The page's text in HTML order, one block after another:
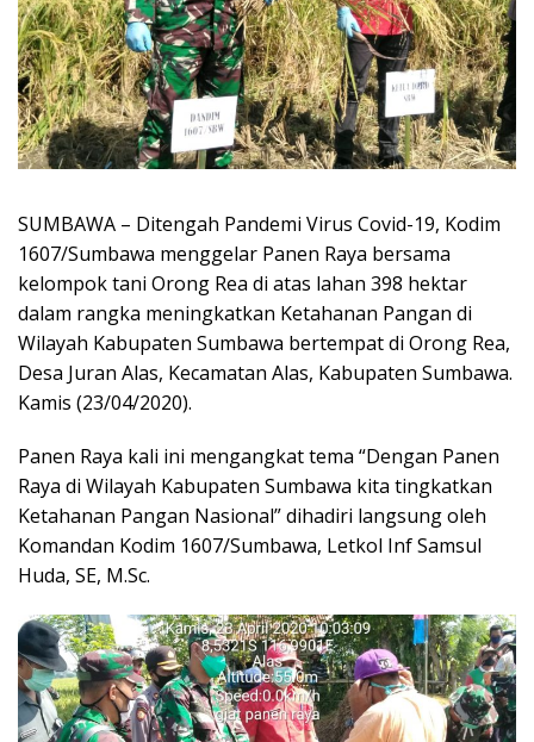
SUMBAWA – Ditengah Pandemi Virus Covid-19, Kodim
1607/Sumbawa menggelar Panen Raya bersama
kelompok tani Orong Rea di atas lahan 398 hektar
dalam rangka meningkatkan Ketahanan Pangan di
Wilayah Kabupaten Sumbawa bertempat di Orong Rea,
Desa Juran Alas, Kecamatan Alas, Kabupaten Sumbawa.
Kamis (23/04/2020).
Panen Raya kali ini mengangkat tema “Dengan Panen
Raya di Wilayah Kabupaten Sumbawa kita tingkatkan
Ketahanan Pangan Nasional” dihadiri langsung oleh
Komandan Kodim 1607/Sumbawa, Letkol Inf Samsul
Huda, SE, M.Sc.